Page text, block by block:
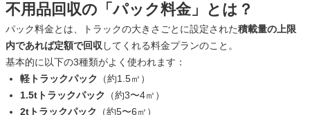
不用品回収の「パック料金」とは？
パック料金とは、トラックの大きさごとに設定された積載量の上限
内であれば定額で回収してくれる料金プランのこと。
基本的に以下の3種類がよく使われます：
軽トラックパック
（約1.5㎥）
1.5tトラックパック
（約3〜4㎥）
2tトラックパック
（約5〜6㎥）